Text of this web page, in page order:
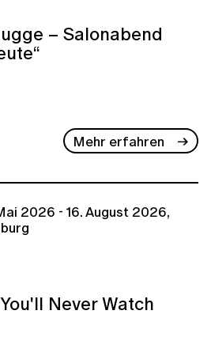
– Salonabend
Mehr erfahren
2026 - 16. August 2026,
Never Watch